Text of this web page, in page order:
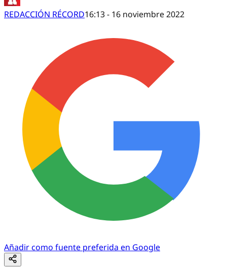
REDACCIÓN RÉCORD16:13 - 16 noviembre 2022
Añadir como fuente preferida en Google